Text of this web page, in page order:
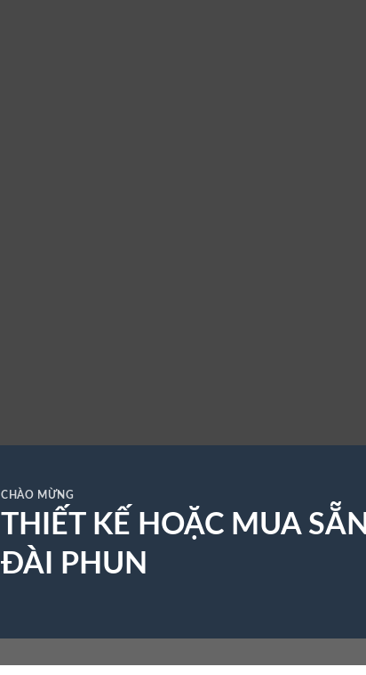
CHÀO MỪNG
THIẾT KẾ HOẶC MUA SẴN
ĐÀI PHUN